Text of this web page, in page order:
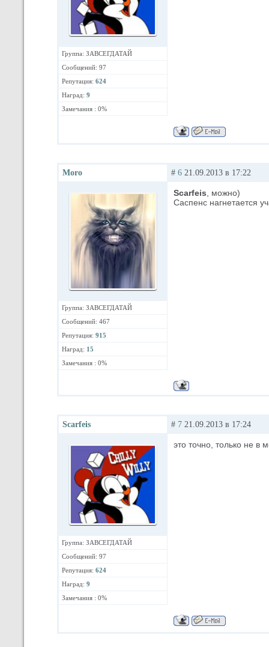
Группа: ЗАВСЕГДАТАЙ
Сообщений: 97
Репутация: 624
Наград: 9
Замечания : 0%
Moro
Группа: ЗАВСЕГДАТАЙ
Сообщений: 467
Репутация: 915
Наград: 15
Замечания : 0%
# 6 21.09.2013 в 17:22
Scarfeis , можно)
Саспенс нагнетается
Scarfeis
Группа: ЗАВСЕГДАТАЙ
Сообщений: 97
Репутация: 624
Наград: 9
Замечания : 0%
# 7 21.09.2013 в 17:24
это точно, только не в